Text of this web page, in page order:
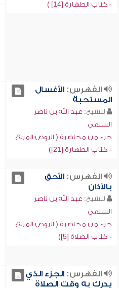
- كتاب الطهارة [14] )
الفهرس:الأغسال
المستحبة
للشيخ: عبد الله بن ناصر
السلمي
جزء من محاضرة ( الروض المربع
- كتاب الطهارة [21])
الفهرس:الأحق
بالأذان
للشيخ: عبد الله بن ناصر
السلمي
جزء من محاضرة ( الروض المربع
- كتاب الصلاة [5])
الفهرس:الجزء الذي
يدرك به وقت الصلاة